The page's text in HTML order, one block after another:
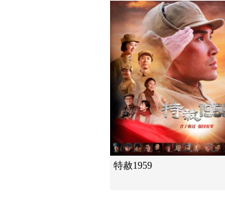
特赦1959